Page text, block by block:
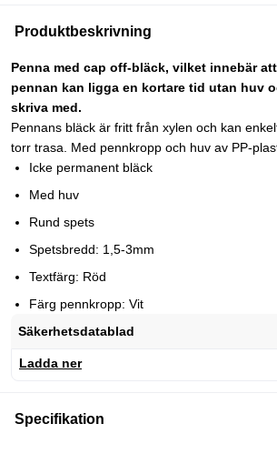
Produktbeskrivning
Penna med cap off-bläck, vilket innebär
pennan kan ligga en kortare tid utan huv
skriva med.
Pennans bläck är fritt från xylen och kan
torr trasa. Med pennkropp och huv av PP-
Icke permanent bläck
Med huv
Rund spets
Spetsbredd: 1,5-3mm
Textfärg: Röd
Färg pennkropp: Vit
Säkerhetsdatablad
Ladda ner
Specifikation